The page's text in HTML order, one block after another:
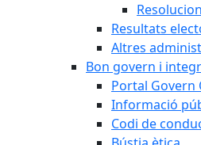
Resultats
Altres
Bon govern i
Portal Govern
Informació
Codi de